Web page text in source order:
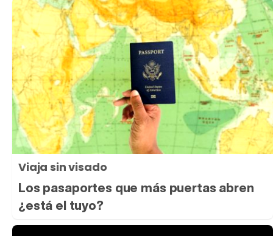
Viaja sin visado
Los pasaportes que más puertas abren
¿está el tuyo?